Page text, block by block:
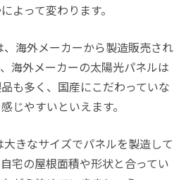
よって変わります。
海外メーカーから製造販売され
海外メーカーの太陽光パネルは
も多く、国産にこだわっていな
じやすいといえます。
きなサイズでパネルを製造して
宅の屋根面積や形状と合ってい